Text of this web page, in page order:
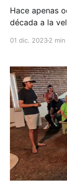
Hace apenas
década a la
nuestro
01 dic. 20232